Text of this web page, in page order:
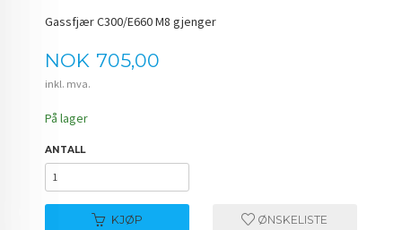
Gassfjær C300/E660 M8 gjenger
Pris
NOK 705,00
inkl. mva.
På lager
ANTALL
KJØP ØNSKELISTE